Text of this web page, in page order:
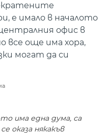
е имало в началото
офис в
все още има хора,
могат да си
има една дума, са
оказа някакъв